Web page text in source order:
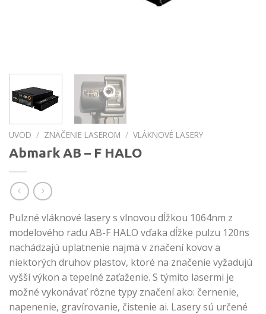
UVOD / ZNAČENIE LASEROM / VLÁKNOVÉ LASERY
Abmark AB – F HALO
Pulzné vláknové lasery s vlnovou dĺžkou 1064nm z
modelového radu AB-F HALO vďaka dĺžke pulzu 120ns
nachádzajú uplatnenie najmä v značení kovov a
niektorých druhov plastov, ktoré na značenie vyžadujú
vyšší výkon a tepelné zaťaženie. S týmito lasermi je
možné vykonávať rôzne typy značení ako: černenie,
napenenie, gravírovanie, čistenie ai. Lasery sú určené